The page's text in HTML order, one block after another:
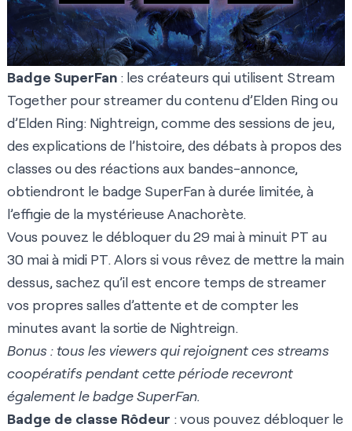
Badge SuperFan : les créateurs qui utilisent Stream
Together pour streamer du contenu d’Elden Ring ou
d’Elden Ring: Nightreign, comme des sessions de jeu,
des explications de l’histoire, des débats à propos des
classes ou des réactions aux bandes-annonce,
obtiendront le badge SuperFan à durée limitée, à
l’effigie de la mystérieuse Anachorète.
Vous pouvez le débloquer du 29 mai à minuit PT au
30 mai à midi PT. Alors si vous rêvez de mettre la main
dessus, sachez qu’il est encore temps de streamer
vos propres salles d’attente et de compter les
minutes avant la sortie de Nightreign.
Bonus : tous les viewers qui rejoignent ces streams
coopératifs pendant cette période recevront
également le badge SuperFan.
Badge de classe Rôdeur : vous pouvez débloquer le